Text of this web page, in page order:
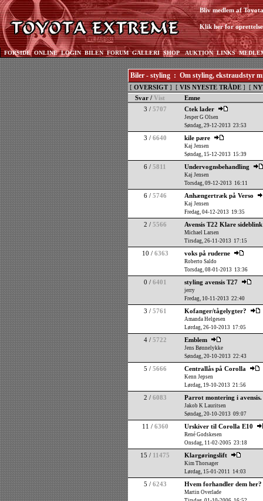
Bliv medlem af
Klik her for oprettelse
FORSIDE ONLINE LOGIN BILEN FORUM GALLERI SHOP AUKTION LINKS
Biler - styling : Om styling, ekstraudstyr
[ OVERSIGT] [ VIS NYESTE TRÅDE ] [
Svar / Vist
Emne
3 / 5707 Ctek lader
Jesper G Olsen
Søndag, 29-12-2013 23:53
3 / 6640 kile pære
Kaj Jensen
Søndag, 15-12-2013 15:39
6 /5811 Undervognsbehandling
Kaj Jensen
Torsdag, 09-12-2013 16:11
6 / 5746 Anhængertræk på Verso
Kaj Jensen
Fredag, 04-12-2013 19:35
2 / 5566 Avensis T22 Klare sideblink
Michael Larsen
Tirsdag, 26-11-2013 17:15
10 / 6363 voks på ruderne
Roberto Saldo
Torsdag, 08-01-2013 13:36
0 / 6401 styling avensis T27
jerry
Fredag, 10-11-2013 22:40
3 / 5761 Kofanger/tågelygter?
Amanda Helgesen
Lørdag, 26-10-2013 17:05
4 / 5722 Emblem
Jens Bønnelykke
Søndag, 20-10-2013 22:43
5 / 5666 Centrallås på Corolla
Kenn Jepsen
Lørdag, 19-10-2013 21:56
2 / 6083 Parrot montering i avensis.
Jakob K Lauritsen
Søndag, 20-10-2013 09:07
11 / 6360 Urskiver til Corolla E10
René Godskesen
Onsdag, 11-02-2005 23:18
15 / 11475 Klargøringslift
Kim Thorsager
Lørdag, 15-01-2011 14:03
5 / 6243 Hvem forhandler dem her?
Martin Overlade